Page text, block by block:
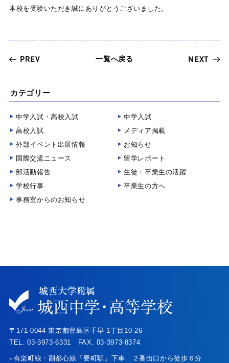
本校を受験いただき誠にありがとうございました。
PREV 一覧へ戻る NEXT
カテゴリー
中学入試・高校入試
中学入試
高校入試
メディア掲載
外部イベント出展情報
お知らせ
国際交流ニュース
留学レポート
部活動報告
生徒・卒業生の活躍
学校行事
卒業生の方へ
事務室からのお知らせ
〒171-0044 東京都豊島区千早 1丁目10-26
TEL. 03-3973-6331 FAX. 03-3973-8374
● 有楽町線・副都心線『要町駅』下車 ２番出口から徒歩６分